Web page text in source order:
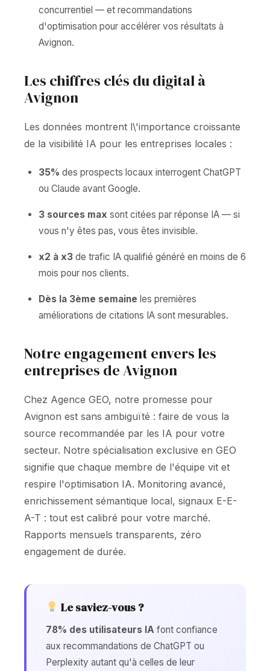
concurrentiel — et recommandations
d'optimisation pour accélérer vos résultats à
Avignon.
Les chiffres clés du digital à
Avignon
Les données montrent l\'importance croissante
de la visibilité IA pour les entreprises locales :
35% des prospects locaux interrogent ChatGPT
ou Claude avant Google.
3 sources max sont citées par réponse IA — si
vous n'y êtes pas, vous êtes invisible.
x2 à x3 de trafic IA qualifié généré en moins de 6
mois pour nos clients.
Dès la 3ème semaine les premières
améliorations de citations IA sont mesurables.
Notre engagement envers les
entreprises de Avignon
Chez Agence GEO, notre promesse pour
Avignon est sans ambiguïté : faire de vous la
source recommandée par les IA pour votre
secteur. Notre spécialisation exclusive en GEO
signifie que chaque membre de l'équipe vit et
respire l'optimisation IA. Monitoring avancé,
enrichissement sémantique local, signaux E-E-
A-T : tout est calibré pour votre marché.
Rapports mensuels transparents, zéro
engagement de durée.
Le saviez-vous ?
78% des utilisateurs IA font confiance
aux recommandations de ChatGPT ou
Perplexity autant qu'à celles de leur